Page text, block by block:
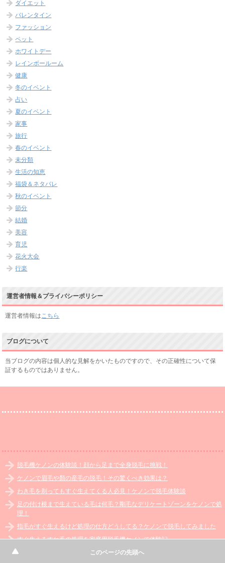
ダイエット
バレンタイン
ファッション
ペット
ホワイトデー
レインボールーム
健康
冬のイベント
占い
夏のイベント
家事
旅行
春のイベント
未分類
生活の知恵
福袋＆ネタバレ
秋のイベント
節分
結婚
美容
育児
花火大会
行楽
運営者情報＆プライバシーポリシー
運営者情報は こちら
ブログについて
当ブログの内容は個人的な見解をかいたものですので、その正確性について保
証するものではありません。
脱毛機ケノンの体験談！顔から足まで全身脱毛に挑戦！
ケノンで眉毛や顏の産毛の脱毛！その驚くべき効果は？
わき毛を剃ってもすぐ生えてくる人必見！ケノンで脱毛体験談
足の付け根まで生えている毛は何毛？剛毛なデリケートゾーンをケノンで処
理！
指毛がすぐ生えるけど処理の仕方どうしてる？ケノンで脱毛してみました
すぐ生えるすね毛の処理を家庭用脱毛機ケノンで体験記
このページの先頭へ